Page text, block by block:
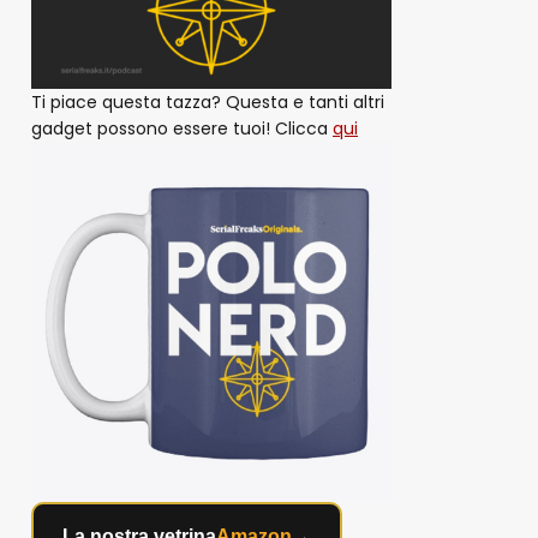
Ti piace questa tazza? Questa e tanti altri
gadget possono essere tuoi! Clicca qui